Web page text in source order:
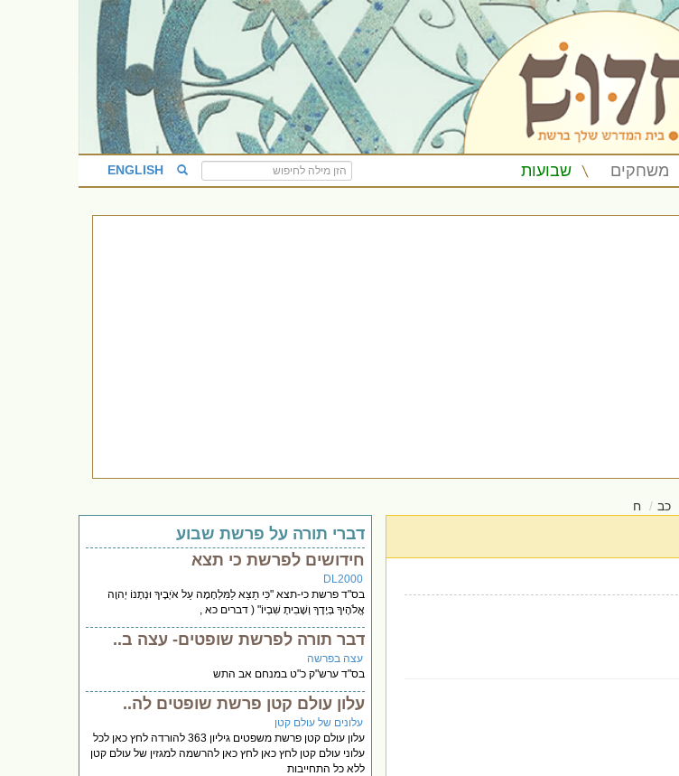
משחקים שבועות ENGLISH
כב ח
דברי תורה על פרשת שבוע
חידושים לפרשת כי תצא
DL2000
בס"ד פרשת כי-תצא "כִּי תֵצֵא לַמִּלְחָמָה עַל אֹיְבֶיךָ וּנְתָנוֹ יְהוָה
אֱלֹהֶיךָ בְּיָדֶךָ וְשָׁבִיתָ שִׁבְיוֹ" ( דברים כא ,
דבר תורה לפרשת שופטים- עצה ב..
עצה בפרשה
בס"ד ערש"ק כ"ט במנחם אב התש
עלון עולם קטן פרשת שופטים לה..
עלונים של עולם קטן
עלון עולם קטן פרשת משפטים גיליון 363 להורדה לחץ כאן לכל
עלוני עולם קטן לחץ כאן לחץ כאן להרשמה למגזין של עולם קטן
ללא כל התחייבות